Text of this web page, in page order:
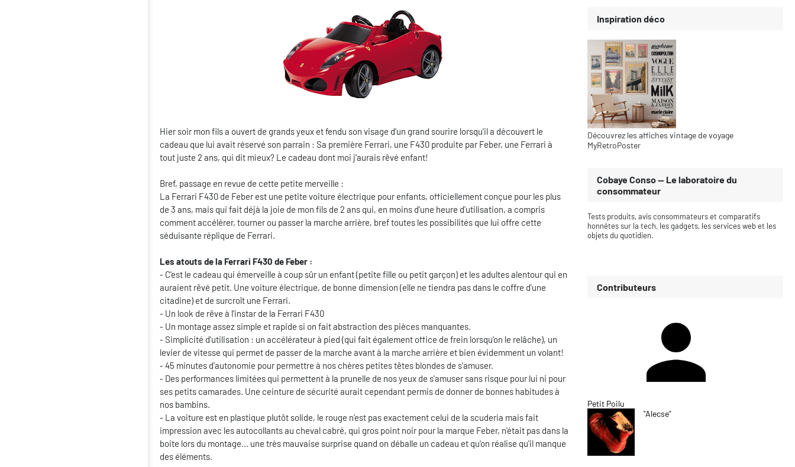
Hier soir mon fils a ouvert de grands yeux et fendu son visage d'un grand sourire lorsqu'il a découvert le
cadeau que lui avait réservé son parrain : Sa première Ferrari, une F430 produite par Feber, une Ferrari à
tout juste 2 ans, qui dit mieux? Le cadeau dont moi j'aurais rêvé enfant!
Bref, passage en revue de cette petite merveille :
La Ferrari F430 de Feber est une petite voiture électrique pour enfants, officiellement conçue pour les plus
de 3 ans, mais qui fait déjà la joie de mon fils de 2 ans qui, en moins d'une heure d'utilisation, a compris
comment accélérer, tourner ou passer la marche arrière, bref toutes les possibilités que lui offre cette
séduisante réplique de Ferrari.
Les atouts de la Ferrari F430 de Feber :
- C'est le cadeau qui émerveille à coup sûr un enfant (petite fille ou petit garçon) et les adultes alentour qui en
auraient rêvé petit. Une voiture électrique, de bonne dimension (elle ne tiendra pas dans le coffre d'une
citadine) et de surcroît une Ferrari.
- Un look de rêve à l'instar de la Ferrari F430
- Un montage assez simple et rapide si on fait abstraction des pièces manquantes.
- Simplicité d'utilisation : un accélérateur à pied (qui fait également office de frein lorsqu'on le relâche), un
levier de vitesse qui permet de passer de la marche avant à la marche arrière et bien évidemment un volant!
- 45 minutes d'autonomie pour permettre à nos chères petites têtes blondes de s'amuser.
- Des performances limitées qui permettent à la prunelle de nos yeux de s'amuser sans risque pour lui ni pour
ses petits camarades. Une ceinture de sécurité aurait cependant permis de donner de bonnes habitudes à
nos bambins.
- La voiture est en plastique plutôt solide, le rouge n'est pas exactement celui de la scuderia mais fait
impression avec les autocollants au cheval cabré, qui gros point noir pour la marque Feber, n'était pas dans la
boite lors du montage... une très mauvaise surprise quand on déballe un cadeau et qu'on réalise qu'il manque
des éléments.
Inspiration déco
Découvrez les affiches vintage de voyage
MyRetroPoster
Cobaye Conso — Le laboratoire du
consommateur
Tests produits, avis consommateurs et comparatifs
honnêtes sur la tech, les gadgets, les services web et les
objets du quotidien.
Contributeurs
Petit Poilu
"Alecse"